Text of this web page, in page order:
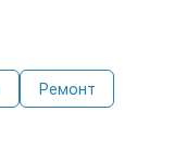
Ремонт